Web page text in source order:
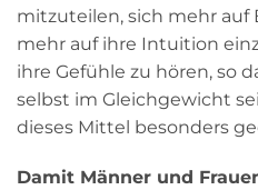
mitzuteilen, sich mehr auf
mehr auf ihre Intuition
ihre Gefühle zu hören, so
selbst im Gleichgewicht
dieses Mittel besonders
Damit Männer und